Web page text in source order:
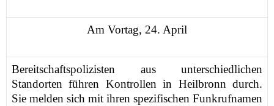
Am Vortag, 24. April
Bereitschaftspolizisten aus unterschiedlichen
Standorten führen Kontrollen in Heilbronn durch.
Sie melden sich mit ihren spezifischen Funkrufnamen